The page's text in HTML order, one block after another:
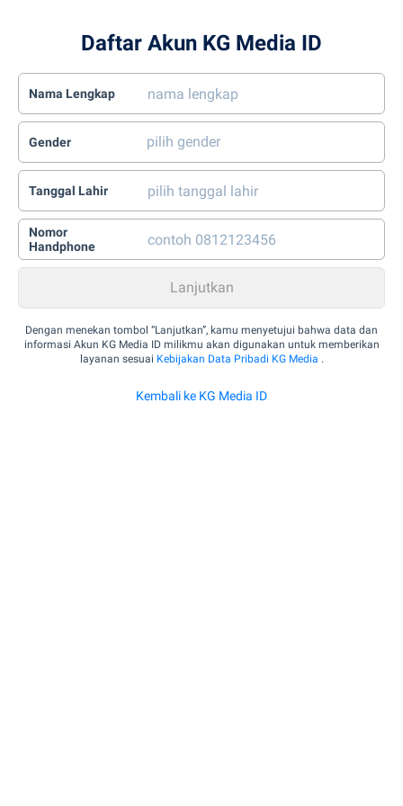
Daftar Akun KG Media ID
Nama Lengkap
Gender
Tanggal Lahir
Nomor
Handphone
Dengan menekan tombol “Lanjutkan”, kamu menyetujui bahwa data dan
informasi Akun KG Media ID milikmu akan digunakan untuk memberikan
layanan sesuai Kebijakan Data Pribadi KG Media .
Kembali ke KG Media ID